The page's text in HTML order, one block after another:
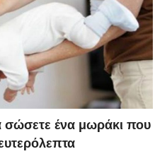
σώσετε ένα μωράκι που